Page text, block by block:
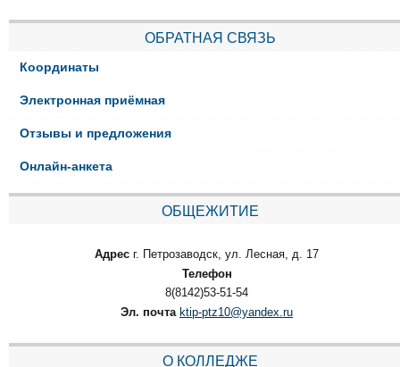
ОБРАТНАЯ СВЯЗЬ
Координаты
Электронная приёмная
Отзывы и предложения
Онлайн-анкета
ОБЩЕЖИТИЕ
Адрес г. Петрозаводск, ул. Лесная, д. 17
Телефон
8(8142)53-51-54
Эл. почта ktip-ptz10@yandex.ru
О КОЛЛЕДЖЕ